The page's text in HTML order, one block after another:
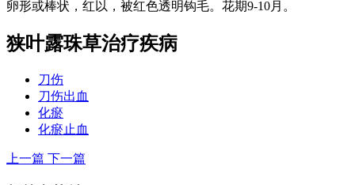
卵形或棒状，红以，被红色透明钩毛。花期9-10月。
狭叶露珠草治疗疾病
刀伤
刀伤出血
化瘀
化瘀止血
上一篇 下一篇